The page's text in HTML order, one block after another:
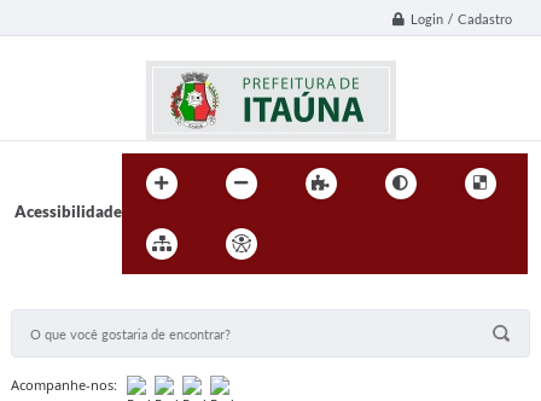
Login / Cadastro
Acessibilidade
Acompanhe-nos: